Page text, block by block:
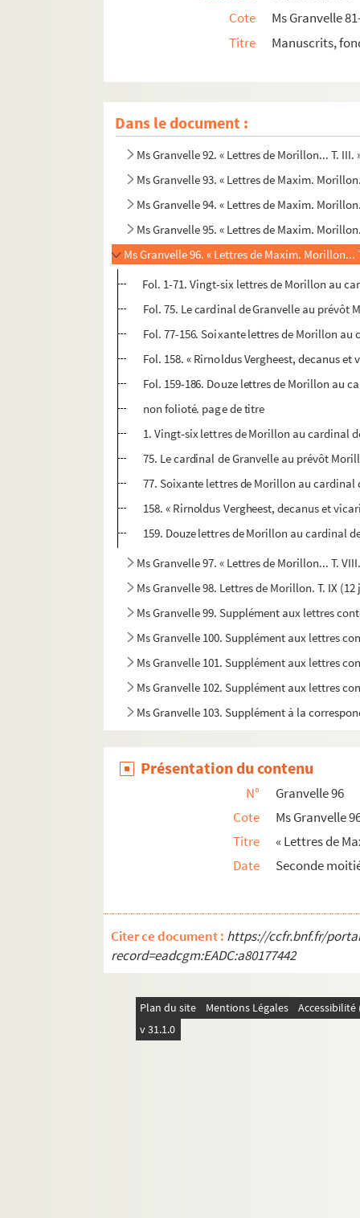
Cote
Ms Granvelle
Titre
Manuscrits,
Dans le document :
Ms Granvelle 86. Apologie de l'empereur
Ms Granvelle 88. « Lettres à messieurs de
Ms Granvelle 89. Lettres à M. de Vergy.
Ms Granvelle 90. « Lettres de Maxim.
Ms Granvelle 91. « Lettres de Morillon... T. II.
Ms Granvelle 92. « Lettres de Morillon... T.
Ms Granvelle 93. « Lettres de Maxim.
Ms Granvelle 94. « Lettres de Maxim.
Ms Granvelle 95. « Lettres de Maxim.
Ms Granvelle 96. « Lettres de Maxim. Morillon...
Fol. 1-71. Vingt-six lettres de Morillon au
Fol. 75. Le cardinal de Granvelle au prévôt
Fol. 77-156. Soixante lettres de Morillon
Fol. 158. « Rirnoldus Vergheest, decanus
Fol. 159-186. Douze lettres de Morillon au
non folioté. page de titre
1. Vingt-six lettres de Morillon au cardinal
75. Le cardinal de Granvelle au prévôt
77. Soixante lettres de Morillon au
158. « Rirnoldus Vergheest, decanus et
159. Douze lettres de Morillon au cardinal
Ms Granvelle 97. « Lettres de Morillon... T.
Ms Granvelle 98. Lettres de Morillon. T. IX
Ms Granvelle 99. Supplément aux lettres
Ms Granvelle 100. Supplément aux lettres
Ms Granvelle 101. Supplément aux lettres
Ms Granvelle 102. Supplément aux lettres
Ms Granvelle 103. Supplément à la
Présentation du contenu
N°
Granvelle 96
Cote
Ms Granvelle
Titre
« Lettres de
Date
Seconde
Citer ce document : https://ccfr.bnf.fr/
record=eadcgm:EADC:a80177442
Plan du site Mentions Légales
v 31.1.0